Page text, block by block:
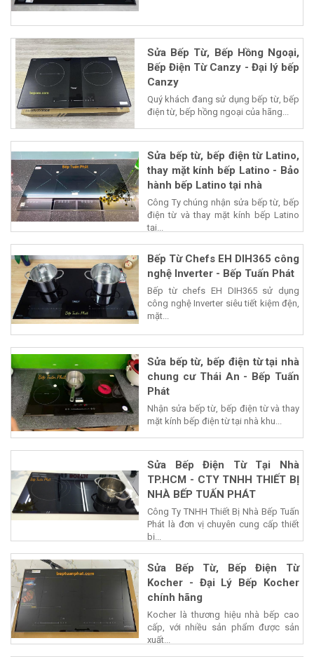
Sửa Bếp Từ, Bếp Hồng Ngoại,
Bếp Điện Từ Canzy - Đại lý bếp
Canzy
Quý khách đang sử dụng bếp từ, bếp
điện từ, bếp hồng ngoại của hãng...
Sửa bếp từ, bếp điện từ Latino,
thay mặt kính bếp Latino - Bảo
hành bếp Latino tại nhà
Công Ty chúng nhận sửa bếp từ, bếp
điện từ và thay mặt kính bếp Latino
tại...
Bếp Từ Chefs EH DIH365 công
nghệ Inverter - Bếp Tuấn Phát
Bếp từ chefs EH DIH365 sử dụng
công nghệ Inverter siêu tiết kiệm đện,
mặt...
Sửa bếp từ, bếp điện từ tại nhà
chung cư Thái An - Bếp Tuấn
Phát
Nhận sửa bếp từ, bếp điện từ và thay
mặt kính bếp điện từ tại nhà khu...
Sửa Bếp Điện Từ Tại Nhà
TP.HCM - CTY TNHH THIẾT BỊ
NHÀ BẾP TUẤN PHÁT
Công Ty TNHH Thiết Bị Nhà Bếp Tuấn
Phát là đơn vị chuyên cung cấp thiết
bị...
Sửa Bếp Từ, Bếp Điện Từ
Kocher - Đại Lý Bếp Kocher
chính hãng
Kocher là thương hiệu nhà bếp cao
cấp, với nhiều sản phẩm được sản
xuất...